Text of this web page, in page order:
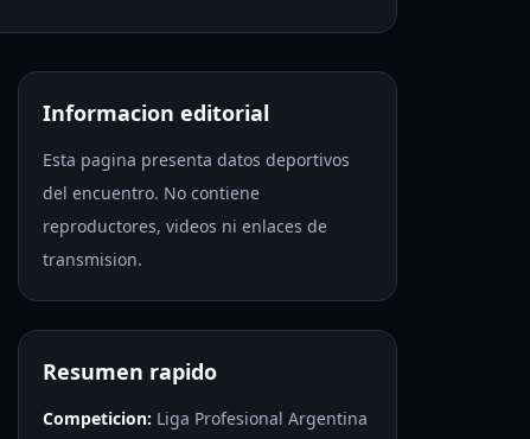
Informacion editorial
Esta pagina presenta datos deportivos
del encuentro. No contiene
reproductores, videos ni enlaces de
transmision.
Resumen rapido
Competicion: Liga Profesional Argentina